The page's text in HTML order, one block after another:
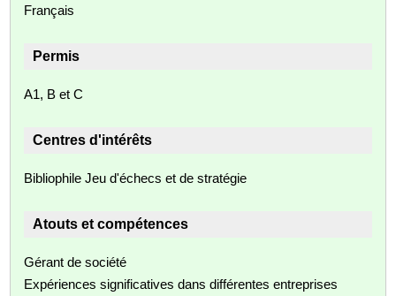
Français
Permis
A1, B et C
Centres d'intérêts
Bibliophile Jeu d'échecs et de stratégie
Atouts et compétences
Gérant de société
Expériences significatives dans différentes entreprises